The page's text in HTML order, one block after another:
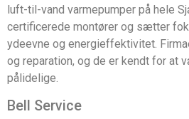
luft-til-vand varmepumper på hele
certificerede montører og sætter
ydeevne og energieffektivitet.
og reparation, og de er kendt for at
pålidelige.
Bell Service